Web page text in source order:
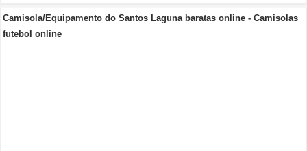
Camisola/Equipamento do Santos Laguna baratas online - Camisolas
futebol online